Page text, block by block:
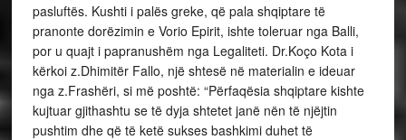
pasluftës. Kushti i palës greke, që pala shqiptare të
pranonte dorëzimin e Vorio Epirit, ishte toleruar nga Balli,
por u quajt i papranushëm nga Legaliteti. Dr.Koço Kota i
kërkoi z.Dhimitër Fallo, një shtesë në materialin e ideuar
nga z.Frashëri, si më poshtë: “Përfaqësia shqiptare kishte
kujtuar gjithashtu se të dyja shtetet janë nën të njëjtin
pushtim dhe që të ketë sukses bashkimi duhet të